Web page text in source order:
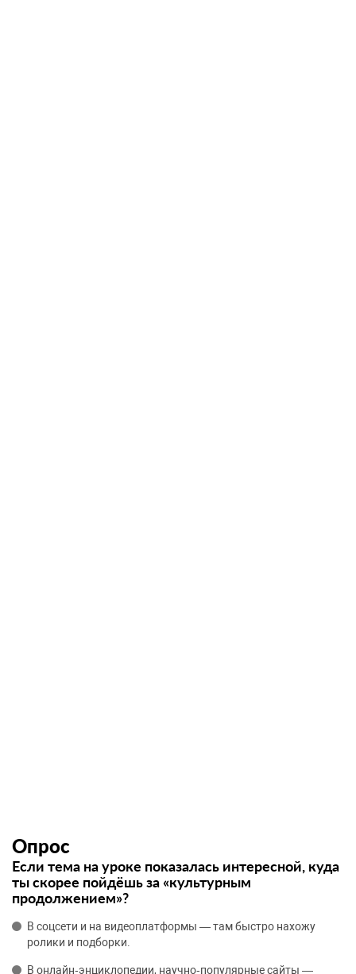
Опрос
Если тема на уроке показалась интересной, куда
ты скорее пойдёшь за «культурным
продолжением»?
В соцсети и на видеоплатформы — там быстро нахожу
ролики и подборки.
В онлайн‑энциклопедии, научно‑популярные сайты —